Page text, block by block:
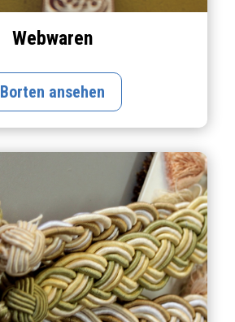
Webwaren
Borten ansehen